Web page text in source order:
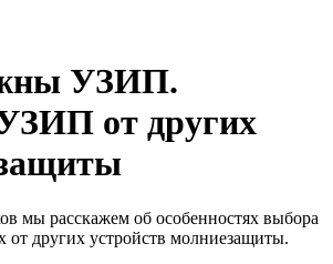
УЗИП.
от других
мы расскажем об особенностях выбора
других устройств молниезащиты.